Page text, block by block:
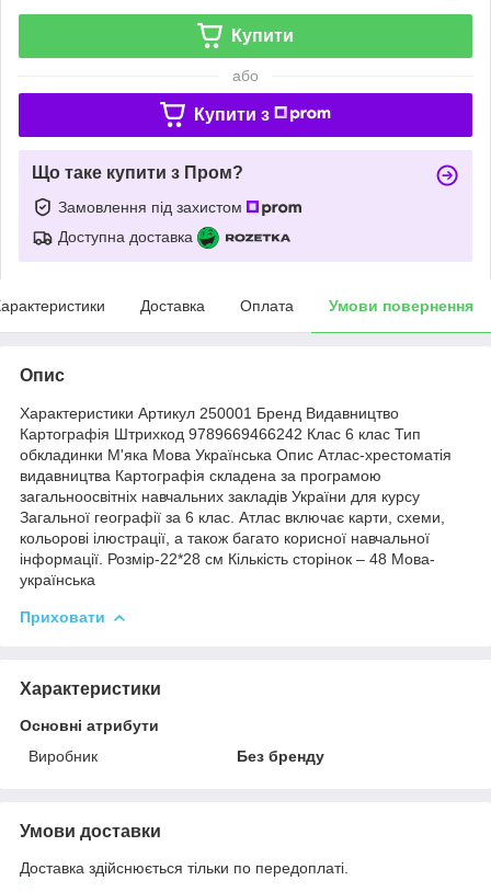
Купити
або
Купити з
Що таке купити з Пром?
Замовлення під захистом
Доступна доставка
Доставка Оплата Умови повернення
Опис
Характеристики Артикул 250001 Бренд Видавництво
Картографія Штрихкод 9789669466242 Клас 6 клас Тип
обкладинки М'яка Мова Українська Опис Атлас-хрестоматія
видавництва Картографія складена за програмою
загальноосвітніх навчальних закладів України для курсу
Загальної географії за 6 клас. Атлас включає карти, схеми,
кольорові ілюстрації, а також багато корисної навчальної
інформації. Розмір-22*28 см Кількість сторінок – 48 Мова-
українська
Приховати
Характеристики
Основні атрибути
Виробник
Без бренду
Умови доставки
Доставка здійснюється тільки по передоплаті.